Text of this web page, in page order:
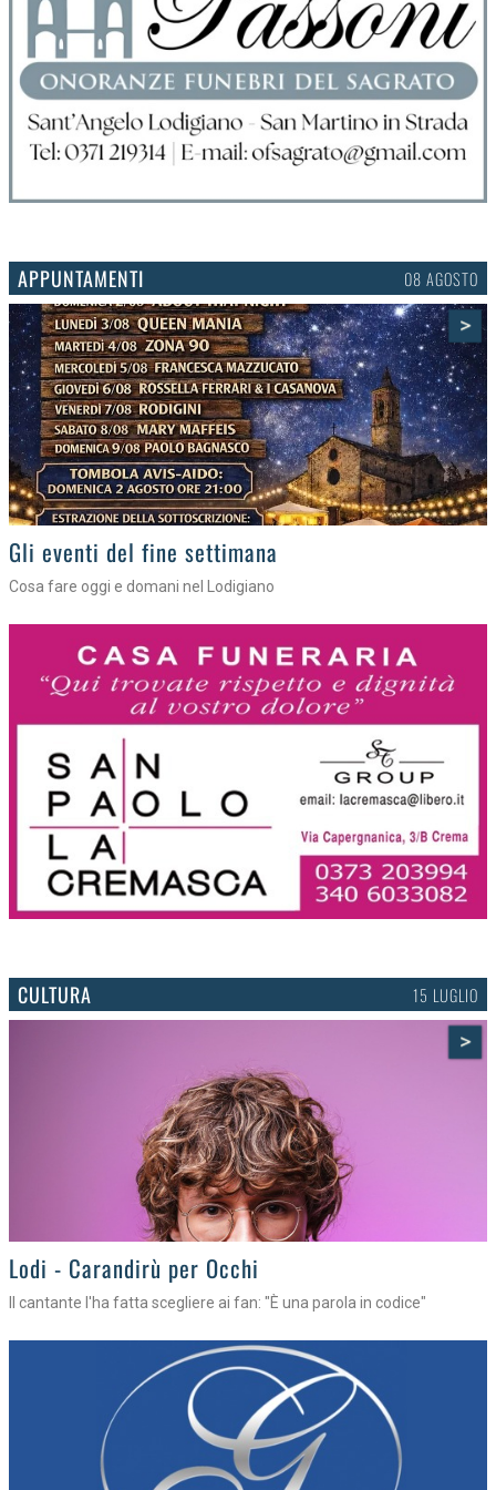
APPUNTAMENTI 06 AGOSTO
>
Gli appuntamenti fino a sabato
Cosa fare nel Lodigiano
CULTURA 15 LUGLIO
>
Lodi - Carandirù per Occhi
Il cantante l'ha fatta scegliere ai fan: "È una parola in codice"